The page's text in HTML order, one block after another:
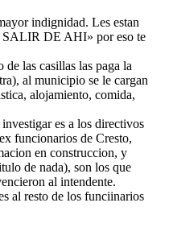
indignidad. Les estan
DE AHI» por eso te
de las casillas las paga la
al municipio se le cargan
alojamiento, comida,
es a los directivos
funcionarios de Cresto,
en construccion, y
de nada), son los que
al intendente.
al resto de los funciinarios